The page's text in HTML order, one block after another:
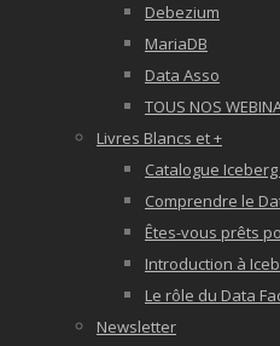
Debezium
MariaDB
Data Asso
TOUS NOS
Livres Blancs et +
Catalogue
Comprendre le
Êtes-vous prêts
Introduction à
Le rôle du Data
Newsletter